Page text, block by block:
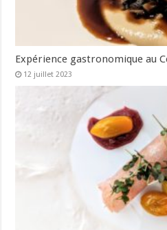
Expérience gastronomique au
12 juillet 2023